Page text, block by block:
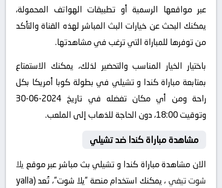
عبر مواقعها الرسمية أو تطبيقات الهواتف المحمولة،
يمكنك البحث عن خيارات البث المباشر لهذه القناة والتأكد
من توفرها للمباراة التي ترغب في مشاهدتها.
باختيار الخيار المناسب والتحضير لذلك، يمكنك الاستمتاع
بمتابعة مباراة كندا و تشيلي في بطولة كوبا أمريكا بكل
راحة ومن أي مكان تفضله في تاريخ 2024-06-30
وتوقيت 18:00، دون الحاجة للذهاب إلى الملعب.
مشاهدة مباراة كندا ضد تشيلي
الان مشاهدة مباراة كندا و تشيلي بث مباشر عبر موقع يلا
شوت تيفي
، يمكنك استخدام منصة “يلا شوت“، تُعد (yalla